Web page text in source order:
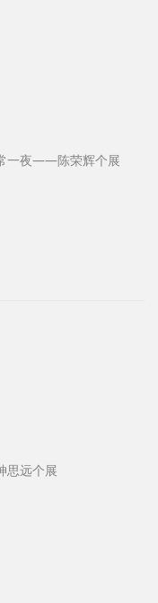
一夜——陈荣辉个展
思远个展